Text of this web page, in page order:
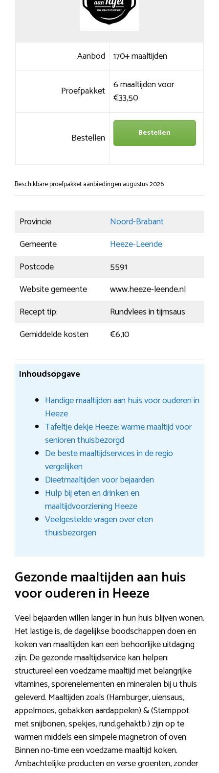
Aanbod 170+ maaltijden
Proefpakket 6 maaltijden voor
€33,50
Bestellen Bestellen
Beschikbare proefpakket aanbiedingen augustus 2026
Provincie
Noord-Brabant
Gemeente
Heeze-Leende
Postcode
5591
Website gemeente
www.heeze-leende.nl
Recept tip:
Rundvlees in tijmsaus
Gemiddelde kosten
€6,10
Inhoudsopgave
Handige maaltijden aan huis voor ouderen in
Heeze
Tafeltje dekje Heeze: warme maaltijd voor
senioren thuisbezorgd
De beste maaltijdservices in de regio
vergelijken
Dieetmaaltijden voor bejaarden
Hulp bij eten en drinken en
maaltijdvoorziening Heeze
Veelgestelde vragen over eten
thuisbezorgen
Gezonde maaltijden aan huis
voor ouderen in Heeze
Veel bejaarden willen langer in hun huis blijven wonen.
Het lastige is, de dagelijkse boodschappen doen en
koken van maaltijden kan een behoorlijke uitdaging
zijn. De gezonde maaltijdservice kan helpen:
structureel een voedzame maaltijd met belangrijke
vitamines, sporenelementen en mineralen bij u thuis
geleverd. Maaltijden zoals (Hamburger, uiensaus,
appelmoes, gebakken aardappelen) & (Stamppot
met snijbonen, spekjes, rund.gehaktb.) zijn op te
warmen middels een simpele magnetron of oven.
Binnen no-time een voedzame maaltijd koken.
Ambachtelijke producten en verse groenten, zonder